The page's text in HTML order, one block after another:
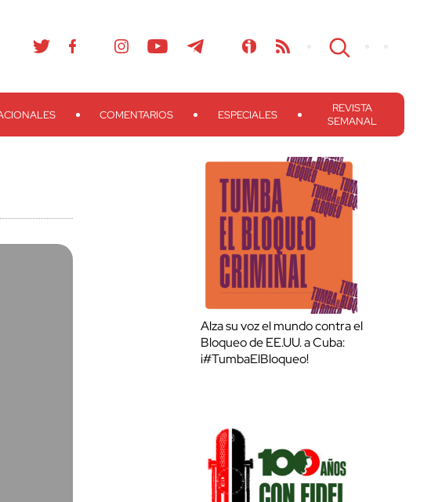
COMENTARIOS ESPECIALES
REVISTA
SEMANAL
Alza su voz el mundo contra el
Bloqueo de EE.UU. a Cuba:
¡#TumbaElBloqueo!